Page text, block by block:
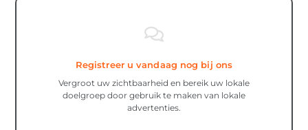
Registreer u vandaag nog bij ons
Vergroot uw zichtbaarheid en bereik uw lokale
doelgroep door gebruik te maken van lokale
advertenties.